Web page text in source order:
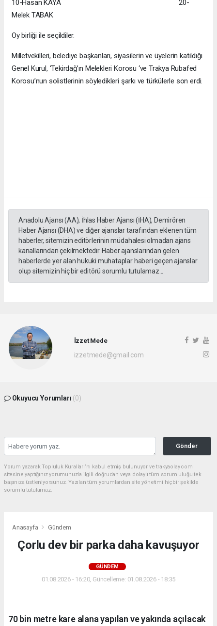
10-Hasan KAYA 20-
Melek TABAK
Oy birliği ile seçildiler.
Milletvekilleri, belediye başkanları, siyasilerin ve üyelerin katıldığı
Genel Kurul, ‘Tekirdağ’ın Melekleri Korosu ‘ve Trakya Rubafed
Korosu’nun solistlerinin söyledikleri şarkı ve türkülerle son erdi.
Anadolu Ajansı (AA), İhlas Haber Ajansı (İHA), Demirören
Haber Ajansı (DHA) ve diğer ajanslar tarafından eklenen tüm
haberler, sitemizin editörlerinin müdahalesi olmadan ajans
kanallarından çekilmektedir. Haber ajanslarından gelen
haberlerde yer alan hukuki muhataplar haberi geçen ajanslar
olup sitemizin hiç bir editörü sorumlu tutulamaz...
İzzet Mede
izzetmede@gmail.com
Okuyucu Yorumları (0)
Gönder
Yorum yazarak Topluluk Kuralları’nı kabul etmiş bulunuyor ve trakyaolay.com
sitesine yaptığınız yorumunuzla ilgili doğrudan veya dolaylı tüm sorumluluğu tek
başınıza üstleniyorsunuz. Yazılan tüm yorumlardan site yönetimi hiçbir şekilde
sorumlu tutulamaz.
Anasayfa Gündem
Çorlu dev bir parka daha kavuşuyor
GÜNDEM
01.08.2026 - 16:20, Güncelleme: 01.08.2026 - 18:35
70 bin metre kare alana yapılan ve yakında açılacak